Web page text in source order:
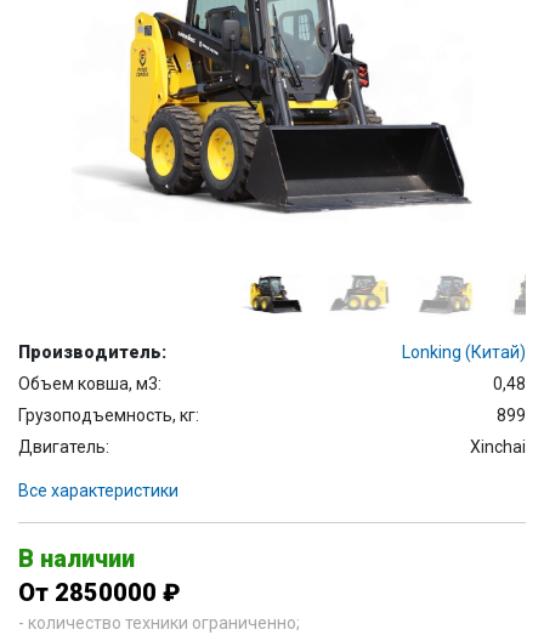
Производитель:
Lonking (Китай)
Объем ковша, м3:
0,48
Грузоподъемность, кг:
899
Двигатель:
Xinchai
Все характеристики
В наличии
От 2850000 ₽
- количество техники ограниченно;